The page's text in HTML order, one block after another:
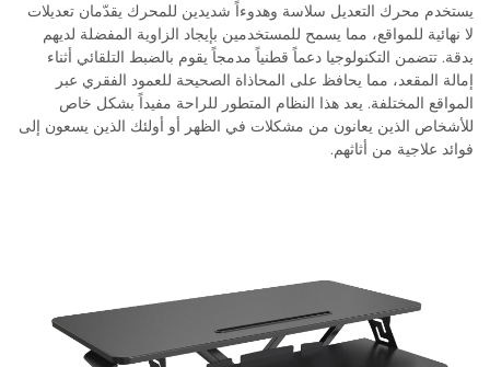
يستخدم محرك التعديل سلاسة وهدوءاً شديدين للمحرك يقدّمان تعديلات
لا نهائية للمواقع، مما يسمح للمستخدمين بإيجاد الزاوية المفضلة لديهم
بدقة. تتضمن التكنولوجيا دعماً قطنياً مدمجاً يقوم بالضبط التلقائي أثناء
إمالة المقعد، مما يحافظ على المحاذاة الصحيحة للعمود الفقري عبر
المواقع المختلفة. يعد هذا النظام المتطور للراحة مفيداً بشكل خاص
للأشخاص الذين يعانون من مشكلات في الظهر أو أولئك الذين يسعون إلى
فوائد علاجية من أثاثهم.